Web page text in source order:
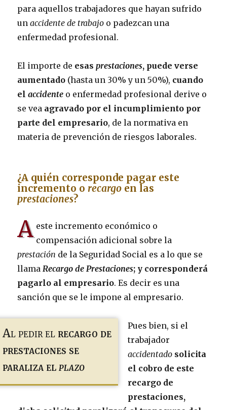
para aquellos trabajadores que hayan sufrido
unaccidente de trabajo o padezcan una
enfermedad profesional.
El importe de esasprestaciones, puede verse
aumentado (hasta un 30% y un 50%), cuando
elaccidente o enfermedad profesional derive o
se vea agravado por el incumplimiento por
parte del empresario, de la normativa en
materia de prevención de riesgos laborales.
¿A quién corresponde pagar este
incremento o recargo en las
prestaciones?
A este incremento económico o
compensación adicional sobre la
prestación de la Seguridad Social es a lo que se
llamaRecargo de Prestaciones; y corresponderá
pagarlo al empresario. Es decir es una
sanción que se le impone al empresario.
Al pedir el recargo de
prestaciones se
paraliza elplazo
Pues bien, si el
trabajador
accidentado solicita
el cobro de este
recargo de
prestaciones,